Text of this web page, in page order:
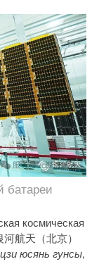
батареи
космическая
航天（北京）
юсянь гунсы,